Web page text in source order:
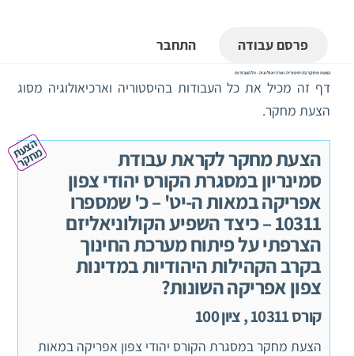
פרסם עבודה התחבר
הצעת מחקר בהיסטוריה וארכיאולוגיה - כל העבודות
דף זה מכיל את כל העבודות בהיסטוריה וארכיאולוגיה מסוג
הצעת מחקר.
הצעת מחקר לקראת עבודת
סמינריון במסגרת הקורס יהודי צפון
אפריקה במאות ה-יט' – כ' שמספרו
10311 – כיצד השפיע הקולוניאליזם
הצרפתי על פיתוח מערכת החינוך
בקרב הקהילות היהודיות במדינות
צפון אפריקה השונות?
קורס 10311 , ציון 100
ה
צ
ע
ת מ
ח
ק
ר
הצעת מחקר במסגרת הקורס יהודי צפון אפריקה במאות